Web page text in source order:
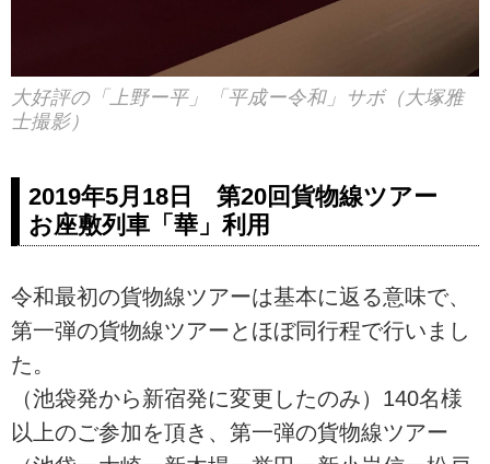
大好評の「上野ー平」「平成ー令和」サボ（大塚雅
士撮影）
2019年5月18日 第20回貨物線ツアー
お座敷列車「華」利用
令和最初の貨物線ツアーは基本に返る意味で、
第一弾の貨物線ツアーとほぼ同行程で行いまし
た。
（池袋発から新宿発に変更したのみ）140名様
以上のご参加を頂き、第一弾の貨物線ツアー